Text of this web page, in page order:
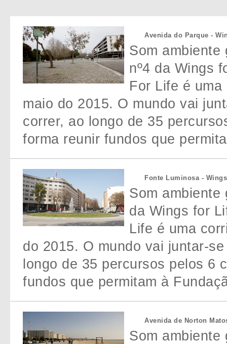
Avenida do Parque -
Som ambiente
nº4 da Wings
For Life é
maio do 2015. O mundo vai
correr, ao longo de 35
forma reunir fundos que
Fonte Luminosa -
Som ambiente
da Wings for
Life é uma
do 2015. O mundo vai juntar-
longo de 35 percursos pelos 6
fundos que permitam à
Avenida de Norton
Som ambiente